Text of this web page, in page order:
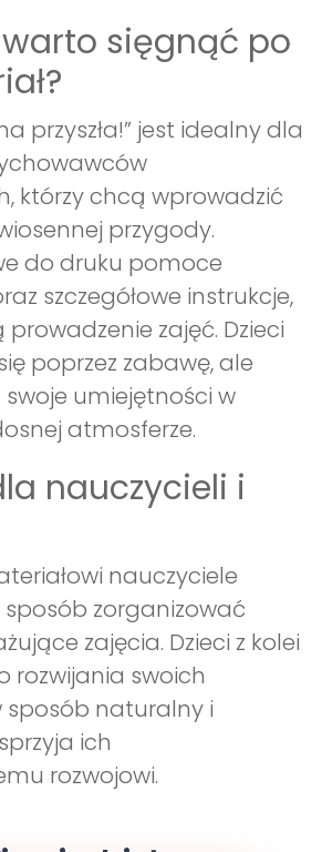
sięgnąć po
przyszła!” jest idealny dla
którzy chcą wprowadzić
przygody.
do druku pomoce
szczegółowe instrukcje,
prowadzenie zajęć. Dzieci
poprzez zabawę, ale
umiejętności w
atmosferze.
nauczycieli i
nauczyciele
zorganizować
zajęcia. Dzieci z kolei
rozwijania swoich
sposób naturalny i
ich
rozwojowi.